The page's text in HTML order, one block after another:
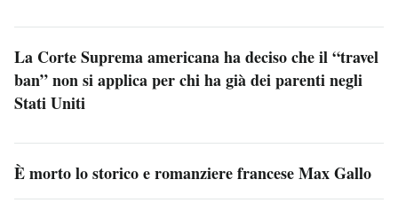
La Corte Suprema americana ha deciso che il “travel
ban” non si applica per chi ha già dei parenti negli
Stati Uniti
È morto lo storico e romanziere francese Max Gallo